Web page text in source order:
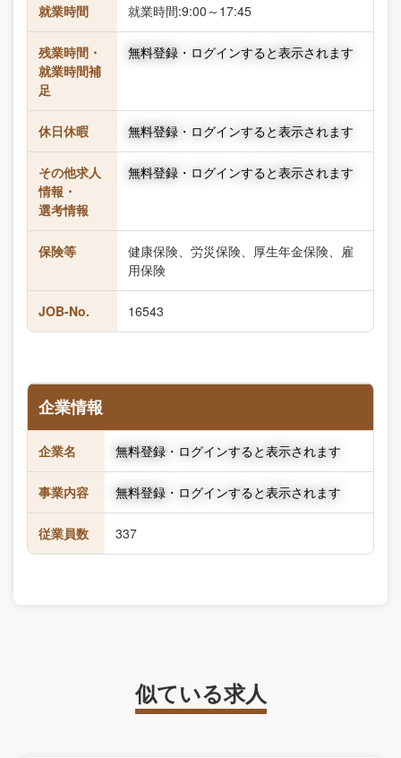
就業時間 就業時間:9:00～17:45
残業時間・
就業時間補
足
無料登録・ログインすると表示されます
休日休暇 無料登録・ログインすると表示されます
その他求人
情報・
選考情報
無料登録・ログインすると表示されます
保険等
健康保険、労災保険、厚生年金保険、雇
用保険
JOB-No. 16543
企業情報
企業名 無料登録・ログインすると表示されます
事業内容 無料登録・ログインすると表示されます
従業員数 337
似ている求人